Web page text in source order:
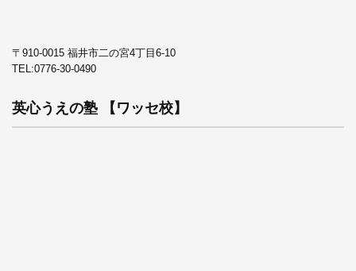
〒910-0015 福井市二の宮4丁目6-10
TEL:0776-30-0490
英心うえの塾 【ワッセ校】